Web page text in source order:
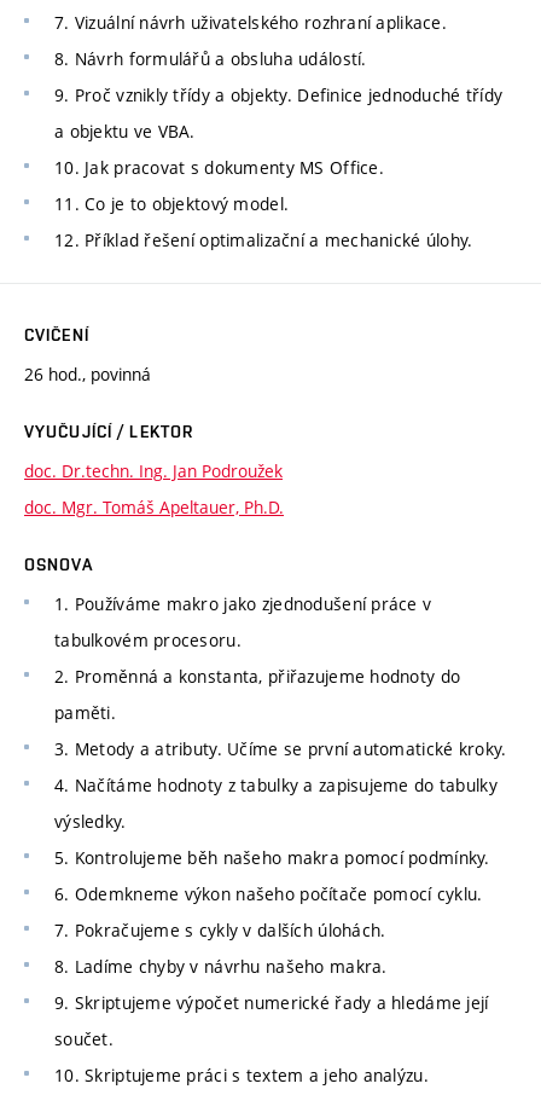
7. Vizuální návrh uživatelského rozhraní aplikace.
8. Návrh formulářů a obsluha událostí.
9. Proč vznikly třídy a objekty. Definice jednoduché třídy
a objektu ve VBA.
10. Jak pracovat s dokumenty MS Office.
11. Co je to objektový model.
12. Příklad řešení optimalizační a mechanické úlohy.
CVIČENÍ
26 hod., povinná
VYUČUJÍCÍ / LEKTOR
doc. Dr.techn. Ing. Jan Podroužek
doc. Mgr. Tomáš Apeltauer, Ph.D.
OSNOVA
1. Používáme makro jako zjednodušení práce v
tabulkovém procesoru.
2. Proměnná a konstanta, přiřazujeme hodnoty do
paměti.
3. Metody a atributy. Učíme se první automatické kroky.
4. Načítáme hodnoty z tabulky a zapisujeme do tabulky
výsledky.
5. Kontrolujeme běh našeho makra pomocí podmínky.
6. Odemkneme výkon našeho počítače pomocí cyklu.
7. Pokračujeme s cykly v dalších úlohách.
8. Ladíme chyby v návrhu našeho makra.
9. Skriptujeme výpočet numerické řady a hledáme její
součet.
10. Skriptujeme práci s textem a jeho analýzu.